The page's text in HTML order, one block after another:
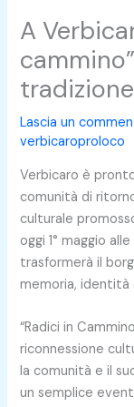
A
Lascia un
verbicaroproloco
Verbicaro è
comunità di
culturale
oggi 1° maggio
trasformerà il
memoria, identità
“Radici in
riconnessione
la comunità e il
un semplice